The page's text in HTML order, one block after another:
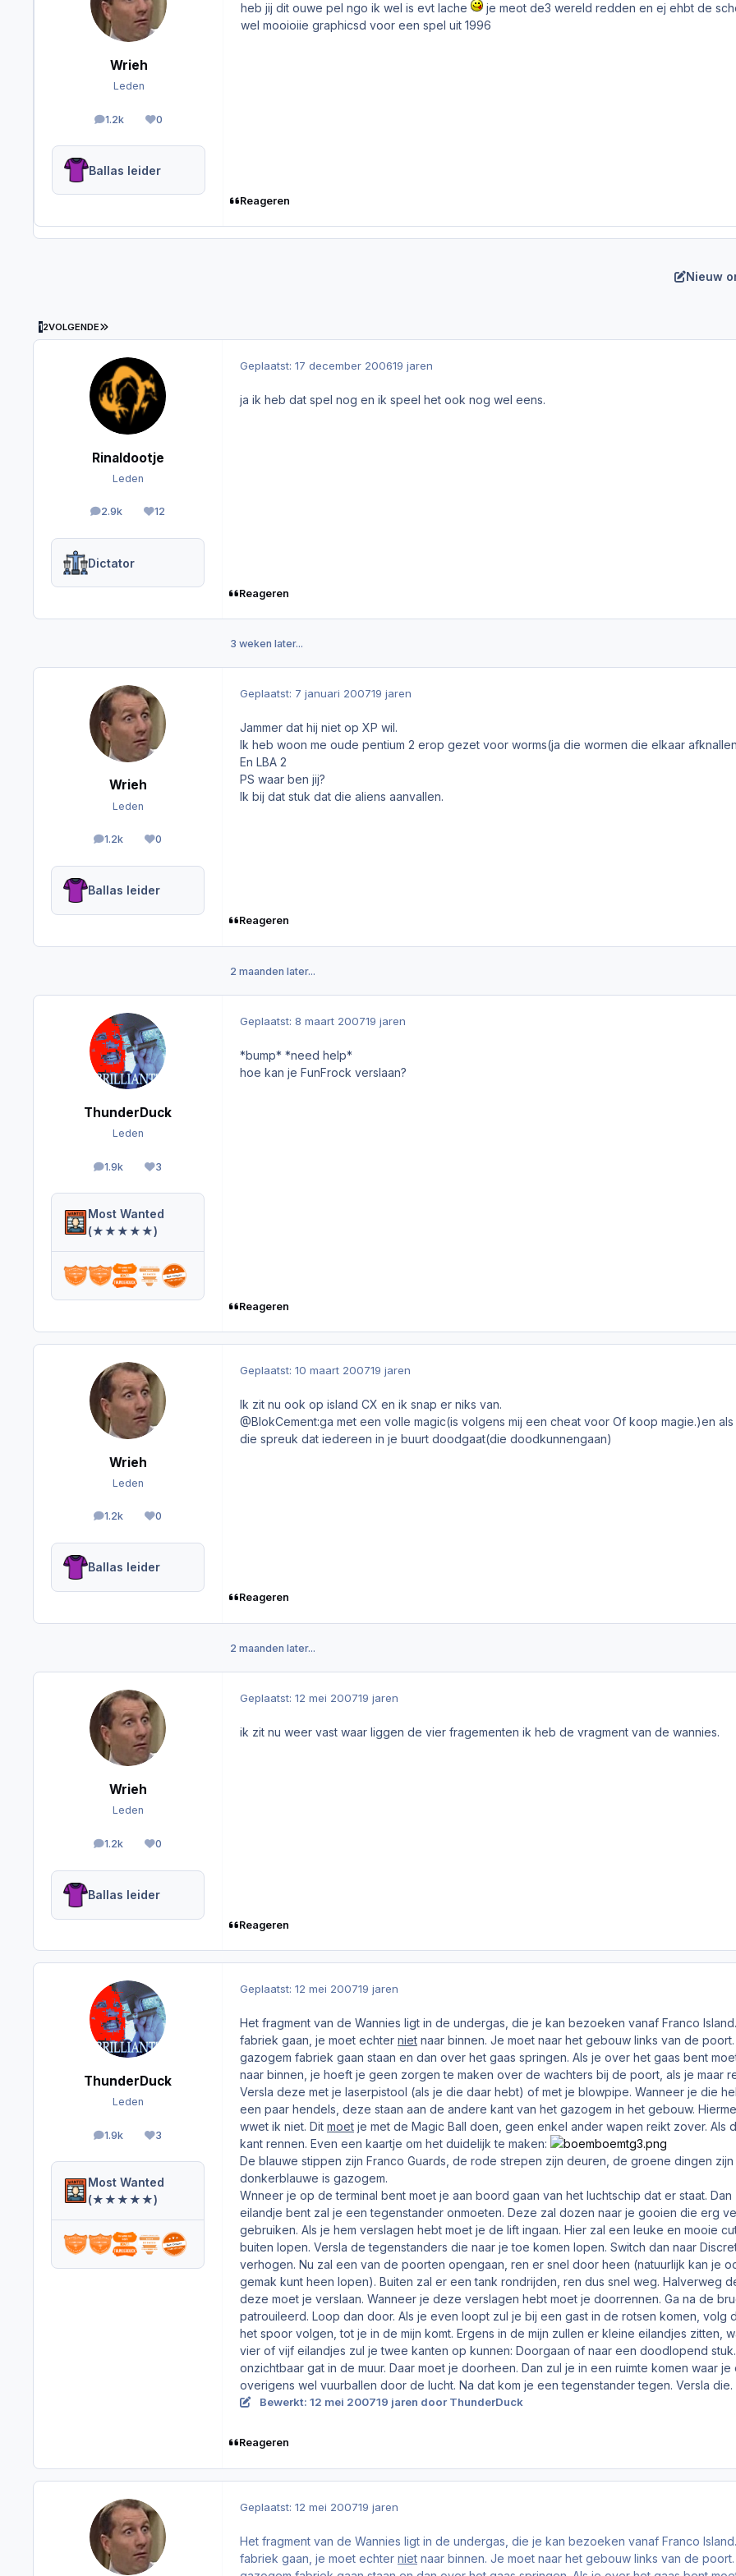
Wrieh
Leden
1.2k
berichten0
Reputation
Ballas leider
heb jij dit ouwe pel ngo ik wel is evt lache
je meot de3 wereld redden en ej ehbt de
wel mooioiie graphicsd voor een spel uit 1996
Reageren
Nieuw
12VOLGENDE LAATSTE PAGINA
Rinaldootje
Leden
2.9k
berichten12
Reputation
Dictator
Geplaatst: 17 december 200619 jaren
ja ik heb dat spel nog en ik speel het ook nog wel eens.
Reageren
3 weken later...
Wrieh
Leden
1.2k
berichten0
Reputation
Ballas leider
Geplaatst: 7 januari 200719 jaren
Jammer dat hij niet op XP wil.
Ik heb woon me oude pentium 2 erop gezet voor worms(ja die wormen die elkaar
En LBA 2
PS waar ben jij?
Ik bij dat stuk dat die aliens aanvallen.
Reageren
2 maanden later...
ThunderDuck
Leden
1.9k
berichten3
Reputation
Most Wanted
(★★★★★)
Geplaatst: 8 maart 200719 jaren
*bump* *need help*
hoe kan je FunFrock verslaan?
Reageren
Wrieh
Leden
1.2k
berichten0
Reputation
Ballas leider
Geplaatst: 10 maart 200719 jaren
Ik zit nu ook op island CX en ik snap er niks van.
@BlokCement:ga met een volle magic(is volgens mij een cheat voor Of koop magie.)en
die spreuk dat iedereen in je buurt doodgaat(die doodkunnengaan)
Reageren
2 maanden later...
Wrieh
Leden
1.2k
berichten0
Reputation
Ballas leider
Geplaatst: 12 mei 200719 jaren
ik zit nu weer vast waar liggen de vier fragementen ik heb de vragment van de wannies.
Reageren
ThunderDuck
Leden
1.9k
berichten3
Reputation
Most Wanted
(★★★★★)
Geplaatst: 12 mei 200719 jaren
Het fragment van de Wannies ligt in de undergas, die je kan bezoeken vanaf Franco
fabriek gaan, je moet echter niet naar binnen. Je moet naar het gebouw links van de
gazogem fabriek gaan staan en dan over het gaas springen. Als je over het gaas bent
naar binnen, je hoeft je geen zorgen te maken over de wachters bij de poort, als je maar
Versla deze met je laserpistool (als je die daar hebt) of met je blowpipe. Wanneer je die
een paar hendels, deze staan aan de andere kant van het gazogem in het gebouw.
wwet ik niet. Dit moet je met de Magic Ball doen, geen enkel ander wapen reikt zover.
kant rennen. Even een kaartje om het duidelijk te maken:
De blauwe stippen zijn Franco Guards, de rode strepen zijn deuren, de groene dingen
donkerblauwe is gazogem.
Wnneer je op de terminal bent moet je aan boord gaan van het luchtschip dat er staat.
eilandje bent zal je een tegenstander onmoeten. Deze zal dozen naar je gooien die erg
gebruiken. Als je hem verslagen hebt moet je de lift ingaan. Hier zal een leuke en mooie
buiten lopen. Versla de tegenstanders die naar je toe komen lopen. Switch dan naar
verhogen. Nu zal een van de poorten opengaan, ren er snel door heen (natuurlijk kan je
gemak kunt heen lopen). Buiten zal er een tank rondrijden, ren dus snel weg. Halverweg
deze moet je verslaan. Wanneer je deze verslagen hebt moet je doorrennen. Ga na de
patrouileerd. Loop dan door. Als je even loopt zul je bij een gast in de rotsen komen, volg
het spoor volgen, tot je in de mijn komt. Ergens in de mijn zullen er kleine eilandjes zitten,
vier of vijf eilandjes zul je twee kanten op kunnen: Doorgaan of naar een doodlopend
onzichtbaar gat in de muur. Daar moet je doorheen. Dan zul je in een ruimte komen waar
overigens wel vuurballen door de lucht. Na dat kom je een tegenstander tegen. Versla
Bewerkt: 12 mei 200719 jaren door ThunderDuck
Reageren
Geplaatst: 12 mei 200719 jaren
Het fragment van de Wannies ligt in de undergas, die je kan bezoeken vanaf Franco
fabriek gaan, je moet echter niet naar binnen. Je moet naar het gebouw links van de